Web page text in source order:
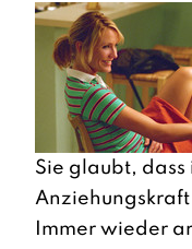
Sie glaubt,
Immer wieder